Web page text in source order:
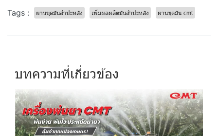
Tags : ผานขุดมันสำปะหลัง เพิ่มผลผลิตมันสำปะหลัง ผานขุดมัน cmt
บทความที่เกี่ยวข้อง